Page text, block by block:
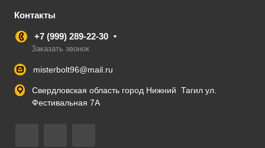
Контакты
+7 (999) 289-22-30
Заказать звонок
misterbolt96@mail.ru
Свердловская область город Нижний Тагил ул.
Фестивальная 7А